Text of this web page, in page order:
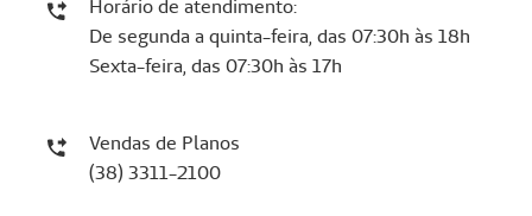
Horário de atendimento:
De segunda a quinta-feira, das 07:30h às 18h
Sexta-feira, das 07:30h às 17h
Vendas de Planos
(38) 3311-2100